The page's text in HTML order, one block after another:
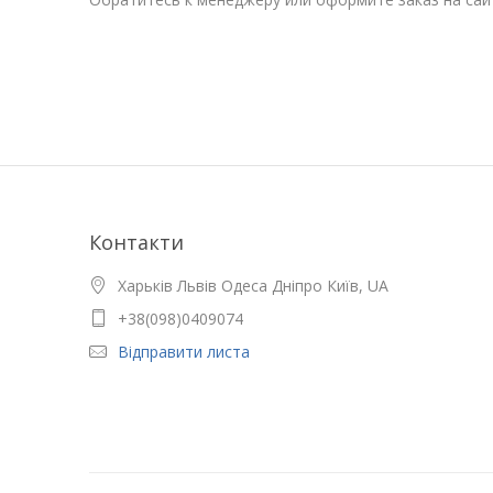
Контакти
Харьків Львів Одеса Дніпро Київ, UA
+38(098)0409074
Відправити листа